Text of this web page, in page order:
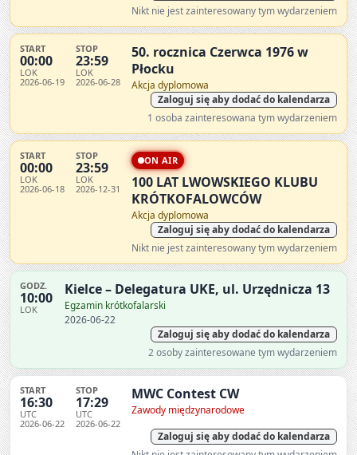
Nikt nie jest zainteresowany tym wydarzeniem
START
00:00
LOK
2026-06-19
STOP
23:59
LOK
2026-06-28
50. rocznica Czerwca 1976 w
Płocku
Akcja dyplomowa
Zaloguj się aby dodać do kalendarza
1 osoba zainteresowana tym wydarzeniem
START
00:00
LOK
2026-06-18
STOP
23:59
LOK
2026-12-31
ON AIR
100 LAT LWOWSKIEGO KLUBU
KRÓTKOFALOWCÓW
Akcja dyplomowa
Zaloguj się aby dodać do kalendarza
Nikt nie jest zainteresowany tym wydarzeniem
GODZ.
10:00
LOK
Kielce – Delegatura UKE, ul. Urzędnicza 13
Egzamin krótkofalarski
2026-06-22
Zaloguj się aby dodać do kalendarza
2 osoby zainteresowane tym wydarzeniem
START
16:30
UTC
2026-06-22
STOP
17:29
UTC
2026-06-22
MWC Contest CW
Zawody międzynarodowe
Zaloguj się aby dodać do kalendarza